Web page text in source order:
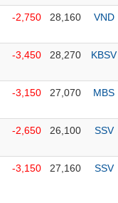
-2,750 28,160 VND
-3,450 28,270 KBSV
-3,150 27,070 MBS
-2,650 26,100 SSV
-3,150 27,160 SSV